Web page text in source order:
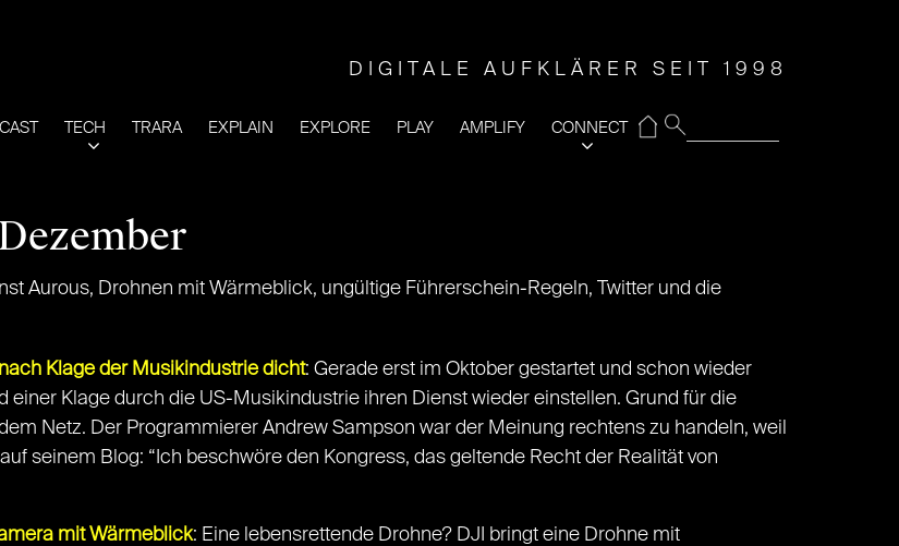
DIGITALE AUFKLÄRER SEIT 1998
TECH TRARA EXPLAIN EXPLORE PLAY AMPLIFY CONNECT
⌂
Aurous, Drohnen mit Wärmeblick, ungültige Führerschein-Regeln, Twitter und die
Klage der Musikindustrie dicht: Gerade erst im Oktober gestartet und schon wieder
Klage durch die US-Musikindustrie ihren Dienst wieder einstellen. Grund für die
Netz. Der Programmierer Andrew Sampson war der Meinung rechtens zu handeln, weil
seinem Blog: “Ich beschwöre den Kongress, das geltende Recht der Realität von
mit Wärmeblick: Eine lebensrettende Drohne? DJI bringt eine Drohne mit